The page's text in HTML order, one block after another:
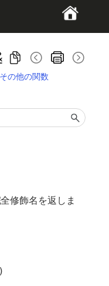
その他の関数
修飾名を返しま